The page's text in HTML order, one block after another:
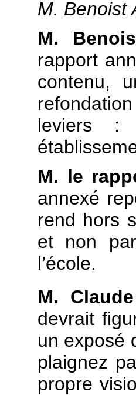
M. Benoist
M.
rapport
contenu,
leviers :
M. le
annexé
rend hors
et non
l’école.
M.
devrait
un exposé
plaignez
propre